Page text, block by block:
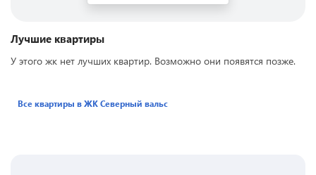
Лучшие квартиры
У этого жк нет лучших квартир. Возможно они появятся позже.
Все квартиры в ЖКСеверный вальс